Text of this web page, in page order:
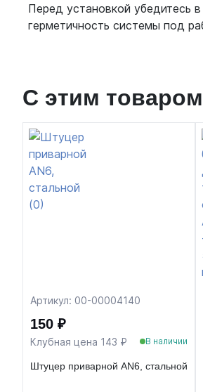
Перед установкой убедитесь
герметичность системы под
С этим
Артикул: 00-00004140
150 ₽
Клубная цена 143 ₽ В наличии
Штуцер приварной AN6, стальной